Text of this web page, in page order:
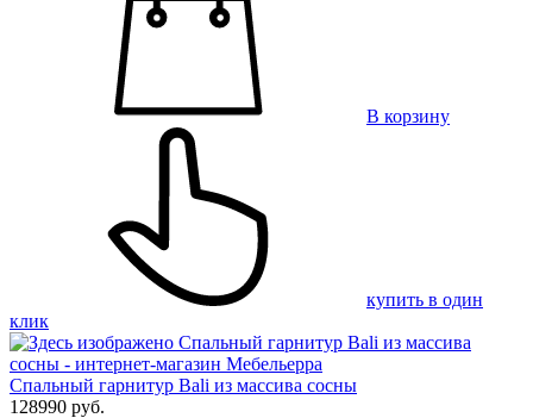
В корзину
купить в один
клик
Спальный гарнитур Bali из массива сосны
128990 руб.